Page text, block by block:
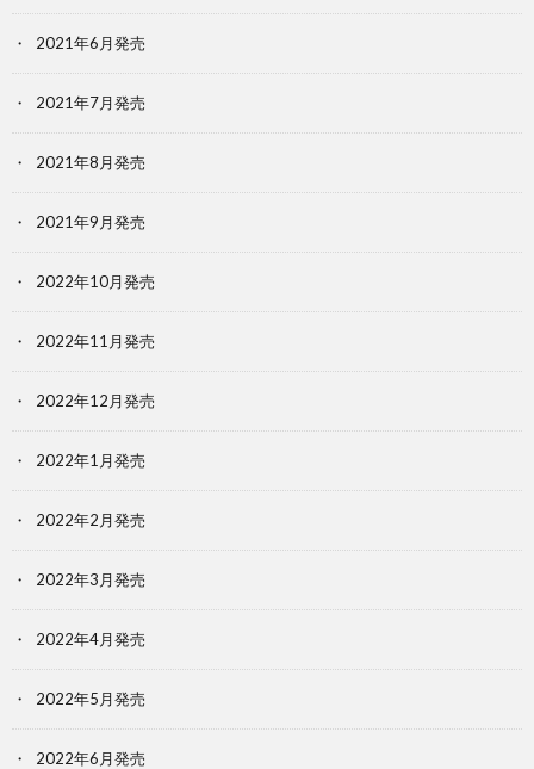
2021年6月発売
2021年7月発売
2021年8月発売
2021年9月発売
2022年10月発売
2022年11月発売
2022年12月発売
2022年1月発売
2022年2月発売
2022年3月発売
2022年4月発売
2022年5月発売
2022年6月発売